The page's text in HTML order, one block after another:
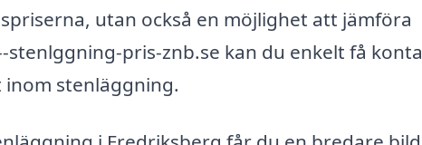
utan också en möjlighet att jämföra
pris-znb.se kan du enkelt få
stenläggning.